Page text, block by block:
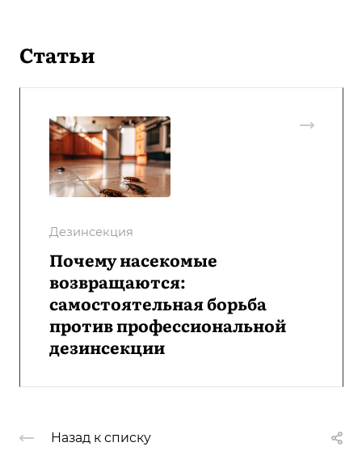
Статьи
Дезинсекция
Почему насекомые
возвращаются:
самостоятельная борьба
против профессиональной
дезинсекции
Назад к списку